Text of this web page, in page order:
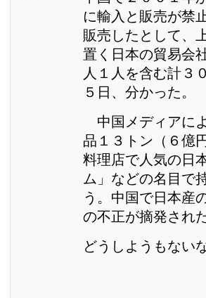
に輸入と販売が禁
販売したとして、
置く日本の貿易会
人１人を含む計３
５日、分かった。
中国メディアに
品１３トン（６億
料理店で人気の日
ム」などの名目で
う。中国で日本産
の不正が摘発され
どうしようもない